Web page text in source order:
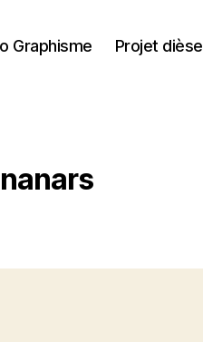
Graphisme Projet dièse